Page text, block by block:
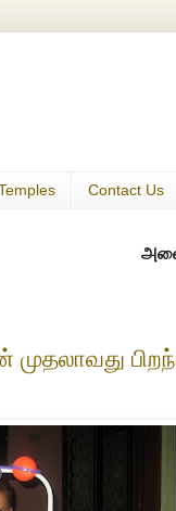
Contact Us
அனைத்துலக
முதலாவது